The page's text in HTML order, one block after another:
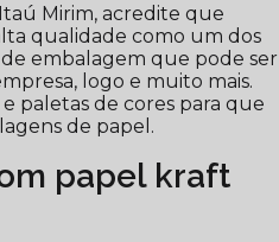
Mirim, acredite que
qualidade como um dos
embalagem que pode ser
logo e muito mais.
paletas de cores para que
de papel.
papel kraft